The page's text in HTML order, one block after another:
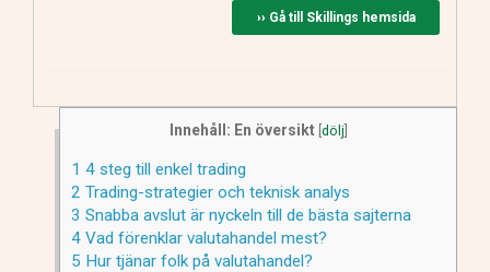
›› Gå till Skillings hemsida
Innehåll: En översikt dölj
1 4 steg till enkel trading
2 Trading-strategier och teknisk analys
3 Snabba avslut är nyckeln till de bästa sajterna
4 Vad förenklar valutahandel mest?
5 Hur tjänar folk på valutahandel?